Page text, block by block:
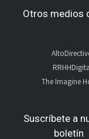
Otros medios
The Imagine
Suscríbete a
boletín